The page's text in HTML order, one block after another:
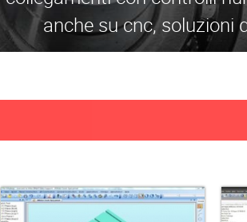
anche su cnc, soluzioni